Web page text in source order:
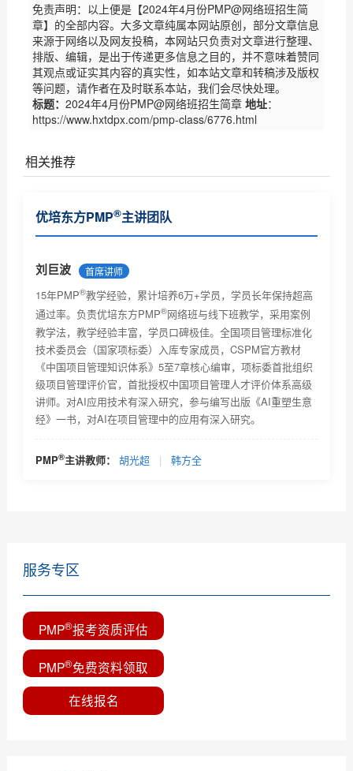
免责声明：以上便是【2024年4月份PMP@网络班招生简
章】的全部内容。大多文章纯属本网站原创，部分文章信息
来源于网络以及网友投稿，本网站只负责对文章进行整理、
排版、编辑，是出于传递更多信息之目的，并不意味着赞同
其观点或证实其内容的真实性，如本站文章和转稿涉及版权
等问题，请作者在及时联系本站，我们会尽快处理。
标题： 2024年4月份PMP@网络班招生简章 地址：
https://www.hxtdpx.com/pmp-class/6776.html
相关推荐
2018年广州慧翔（优培东方）PMP1月广州班价格及安
2018年广州慧翔（优培东方）PMP1月深圳班价格及安
2018年优培东方（原广州慧翔）深圳PMP培训4月班
优培东方广州2018年PMP培训4月班
优培东方（原广州慧翔）广州PMP7月班开课信息
2018年优培深圳PMP7月班课程信息（优培东方）
优培PMP广州2018年12月班开课信息
2018年优培深圳PMP12月班课程信息
优培东方PMP®主讲团队
刘巨波 首席讲师
15年PMP®教学经验，累计培养6万+学员，学员长年保持超高
通过率。负责优培东方PMP®网络班与线下班教学，采用案例
教学法，教学经验丰富，学员口碑极佳。全国项目管理标准化
技术委员会（国家项标委）入库专家成员，CSPM官方教材
《中国项目管理知识体系》5至7章核心编审，项标委首批组织
级项目管理评价官，首批授权中国项目管理人才评价体系高级
讲师。对AI应用技术有深入研究，参与编写出版《AI重塑生意
经》一书，对AI在项目管理中的应用有深入研究。
PMP®主讲教师： 胡光超 | 韩方全
服务专区
PMP®报考资质评估
PMP®免费资料领取
在线报名